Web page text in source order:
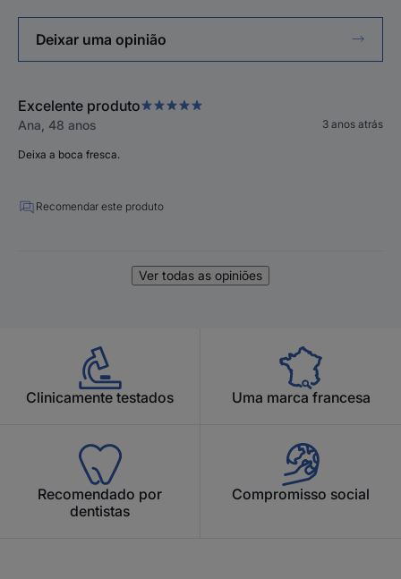
Deixar uma opinião
Excelente produto
Ana, 48 anos 3 anos atrás
Deixa a boca fresca.
Recomendar este produto
Ver todas as opiniões
Clinicamente testados Uma marca francesa
Recomendado por
dentistas
Compromisso social